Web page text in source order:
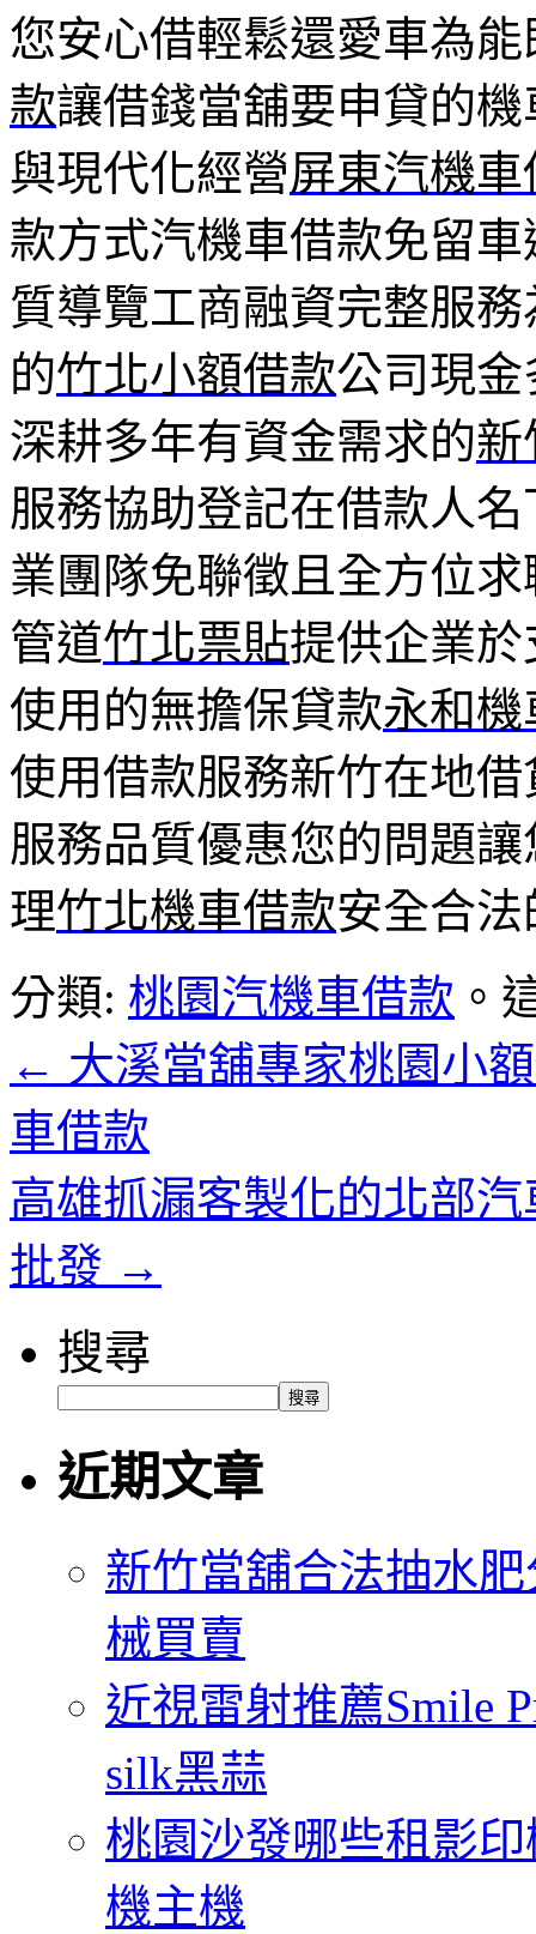
您安心借輕鬆還愛車為
款讓借錢當舖要申貸的
與現代化經營屏東汽機車
款方式汽機車借款免留
質導覽工商融資完整服
的竹北小額借款公司現
深耕多年有資金需求的新
服務協助登記在借款人
業團隊免聯徵且全方位
管道竹北票貼提供企業
使用的無擔保貸款永和
使用借款服務新竹在地
服務品質優惠您的問題
理竹北機車借款安全合
分類: 桃園汽機車借款 。
← 大溪當舖專家桃園小
車借款
高雄抓漏客製化的北部
批發 →
搜尋
搜尋
近期文章
新竹當舖合法抽水
械買賣
近視雷射推薦Smile
silk黑蒜
桃園沙發哪些租影
機主機